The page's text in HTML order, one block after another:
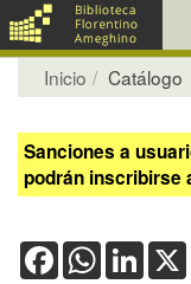
Inicio Catálogo
Sanciones a
podrán inscribirse
FacebookWhatsApp